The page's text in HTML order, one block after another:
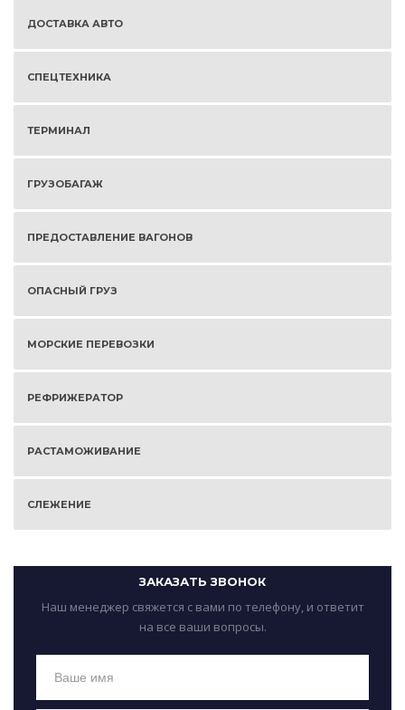
ДОСТАВКА АВТО
СПЕЦТЕХНИКА
ТЕРМИНАЛ
ГРУЗОБАГАЖ
ПРЕДОСТАВЛЕНИЕ ВАГОНОВ
ОПАСНЫЙ ГРУЗ
МОРСКИЕ ПЕРЕВОЗКИ
РЕФРИЖЕРАТОР
РАСТАМОЖИВАНИЕ
СЛЕЖЕНИЕ
ЗАКАЗАТЬ ЗВОНОК
Наш менеджер свяжется с вами по телефону, и ответит
на все ваши вопросы.